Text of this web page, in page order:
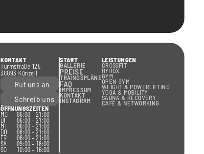
KONTAKT
Turmstraße 125
36093 Künzell
Ruf uns an
Schreib uns
ÖFFNUNGSZEITEN
MO
DI
MI
DO
FR
SA
SO
06:00 – 21:00
06:00 – 21:00
06:00 – 21:00
08:00 – 21:00
06:00 – 21:00
09:00 – 18:00
10:00 – 16:00
START
GALLERIE
PREISE
TRAINGSPLÄNE
FAQ
IMPRESSUM
KONTAKT
INSTAGRAM
LEISTUNGEN
CROSSFIT
HYROX
GYM
OPEN GYM
WEIGHT & POWERLIFTING
YOGA & MOBILITY
SAUNA & RECOVERY
CAFÉ & NETWORKING